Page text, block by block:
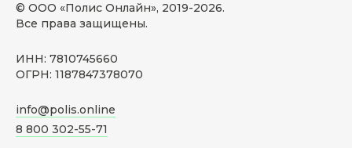
© ООО «Полис Онлайн», 2019-2026.
Все права защищены.
ИНН: 7810745660
ОГРН: 1187847378070
info@polis.online
8 800 302-55-71